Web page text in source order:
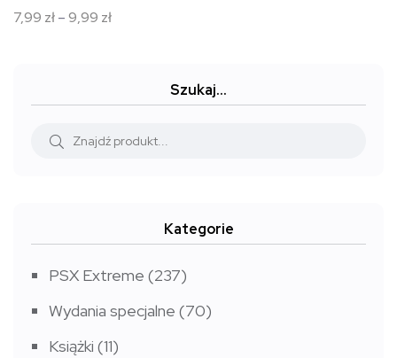
7,99 zł–9,99 złZakres
do
Szukaj…
Kategorie
PSX Extreme (237)
Wydania specjalne (70)
Książki (11)